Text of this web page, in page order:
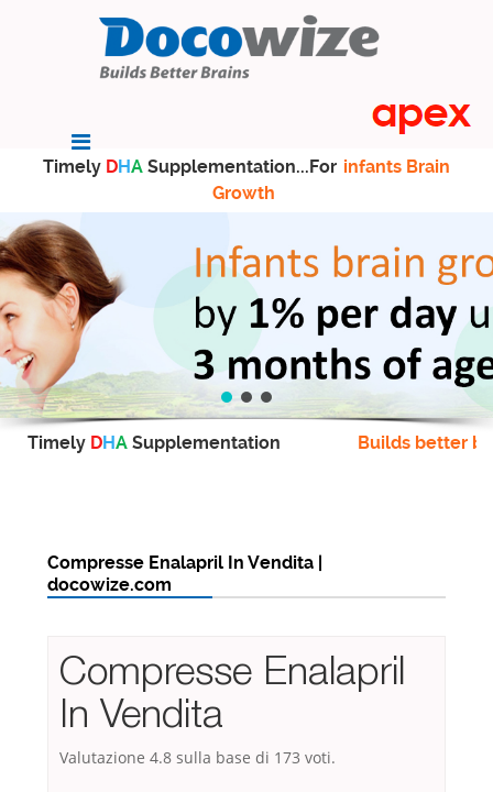
Timely DHA Supplementation...For infants Brain
Growth
Timely DHA Supplementation Builds better
Compresse Enalapril In Vendita |
docowize.com
Compresse Enalapril
In Vendita
Valutazione 4.8 sulla base di 173 voti.